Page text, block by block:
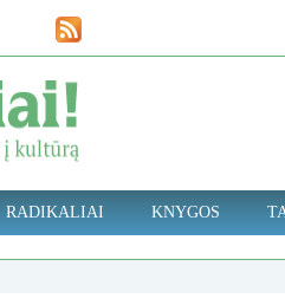
RADIKALIAI KNYGOS